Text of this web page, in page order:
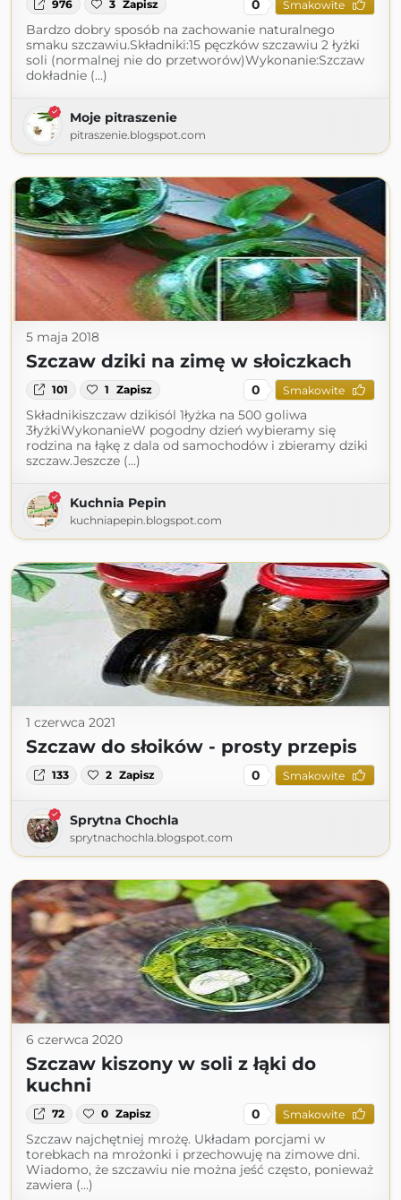
976 3 Zapisz 0 Smakowite
Bardzo dobry sposób na zachowanie naturalnego
smaku szczawiu.Składniki:15 pęczków szczawiu 2 łyżki
soli (normalnej nie do przetworów)Wykonanie:Szczaw
dokładnie (...)
Moje pitraszenie
pitraszenie.blogspot.com
5 maja 2018
Szczaw dziki na zimę w słoiczkach
101 1 Zapisz 0 Smakowite
Składnikiszczaw dzikisól 1łyżka na 500 goliwa
3łyżkiWykonanieW pogodny dzień wybieramy się
rodzina na łąkę z dala od samochodów i zbieramy dziki
szczaw.Jeszcze (...)
Kuchnia Pepin
kuchniapepin.blogspot.com
1 czerwca 2021
Szczaw do słoików - prosty przepis
133 2 Zapisz 0 Smakowite
Sprytna Chochla
sprytnachochla.blogspot.com
6 czerwca 2020
Szczaw kiszony w soli z łąki do
kuchni
72 0 Zapisz 0 Smakowite
Szczaw najchętniej mrożę. Układam porcjami w
torebkach na mrożonki i przechowuję na zimowe dni.
Wiadomo, że szczawiu nie można jeść często, ponieważ
zawiera (...)